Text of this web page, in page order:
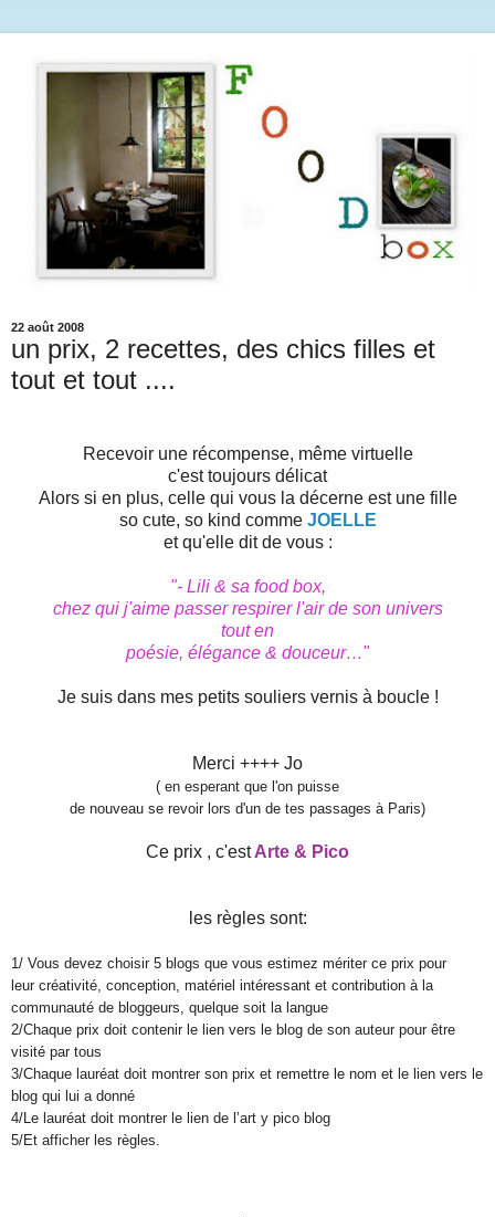
22 août 2008
un prix, 2 recettes, des chics filles et
tout et tout ....
Recevoir une récompense, même virtuelle
c'est toujours délicat
Alors si en plus, celle qui vous la décerne est une fille
so cute, so kind comme JOELLE
et qu'elle dit de vous :
"- Lili& sa food box,
chez qui j'aime passer respirer l'air de son univers
tout en
poésie, élégance & douceur…"
Je suis dans mes petits souliers vernis à boucle !
Merci ++++ Jo
( en esperant que l'on puisse
de nouveau se revoir lors d'un de tes passages à Paris)
Ce prix , c'estArte & Pico
les règles sont:
1/ Vous devez choisir 5 blogs que vous estimez mériter ce prix pour
leur créativité, conception, matériel intéressant et contribution à la
communauté de bloggeurs, quelque soit la langue
2/Chaque prix doit contenir le lien vers le blog de son auteur pour être
visité par tous
3/Chaque lauréat doit montrer son prix et remettre le nom et le lien vers le
blog qui lui a donné
4/Le lauréat doit montrer le lien de l’art y pico blog
5/Et afficher les règles.